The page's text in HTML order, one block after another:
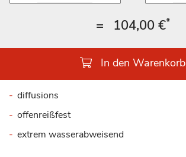
= 104,00 €*
In den Warenkorb
diffusions
offenreißfest
extrem wasserabweisend